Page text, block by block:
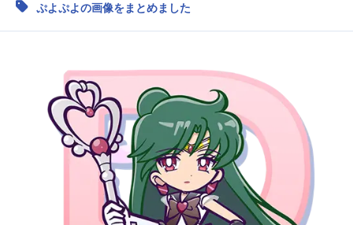
2.5次元 配信・Vtuber
アニメ記事一覧 声優記事一覧
アニメ映画一覧 実写化映画一覧
今期アニメ曜日別一覧
夏アニメ
冬アニメ
ぷよぷよの画像をまとめました